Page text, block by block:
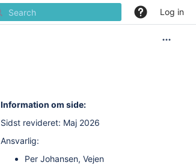
Log in
Information om side:
Sidst revideret: Maj 2026
Ansvarlig:
Per Johansen, Vejen